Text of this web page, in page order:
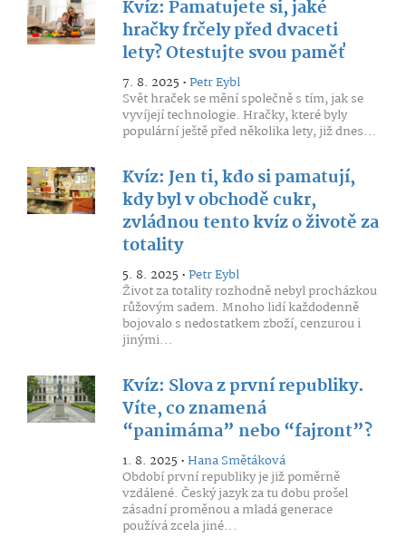
Kvíz: Pamatujete si, jaké
hračky frčely před dvaceti
lety? Otestujte svou paměť
7. 8. 2025 •Petr Eybl
Svět hraček se mění společně s tím, jak se
vyvíjejí technologie. Hračky, které byly
populární ještě před několika lety, již dnes...
Kvíz: Jen ti, kdo si pamatují,
kdy byl v obchodě cukr,
zvládnou tento kvíz o životě za
totality
5. 8. 2025 •Petr Eybl
Život za totality rozhodně nebyl procházkou
růžovým sadem. Mnoho lidí každodenně
bojovalo s nedostatkem zboží, cenzurou i
jinými...
Kvíz: Slova z první republiky.
Víte, co znamená
“panimáma” nebo “fajront”?
1. 8. 2025 •Hana Smětáková
Období první republiky je již poměrně
vzdálené. Český jazyk za tu dobu prošel
zásadní proměnou a mladá generace
používá zcela jiné...